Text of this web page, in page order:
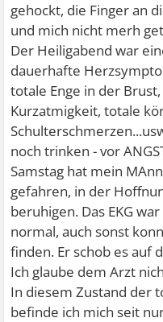
gehockt, die Finger an
und mich nicht merh
Der Heiligabend war
dauerhafte
totale Enge in der
Kurzatmigkeit, totale
noch trinken - vor
Samstag hat mein
gefahren, in der
beruhigen. Das EKG
normal, auch sonst
finden. Er schob es auf
Ich glaube dem Arzt
In diesem Zustand der
befinde ich mich seit